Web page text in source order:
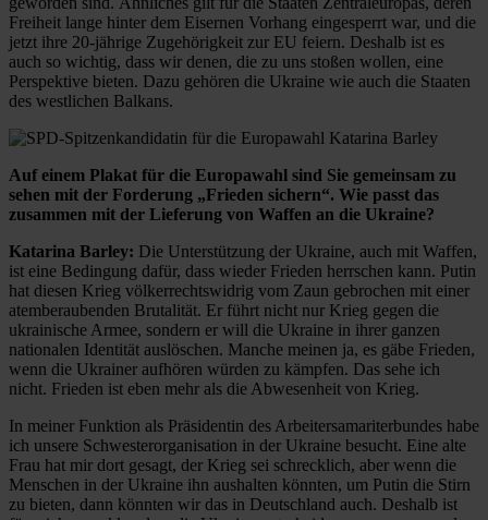
Freiheit lange hinter dem Eisernen Vorhang eingesperrt war, und die
jetzt ihre 20-jährige Zugehörigkeit zur EU feiern. Deshalb ist es
auch so wichtig, dass wir denen, die zu uns stoßen wollen, eine
Perspektive bieten. Dazu gehören die Ukraine wie auch die Staaten
des westlichen Balkans.
Auf einem Plakat für die Europawahl sind Sie gemeinsam zu
sehen mit der Forderung „Frieden sichern“. Wie passt das
zusammen mit der Lieferung von Waffen an die Ukraine?
Katarina Barley: Die Unterstützung der Ukraine, auch mit Waffen,
ist eine Bedingung dafür, dass wieder Frieden herrschen kann. Putin
hat diesen Krieg völkerrechtswidrig vom Zaun gebrochen mit einer
atemberaubenden Brutalität. Er führt nicht nur Krieg gegen die
ukrainische Armee, sondern er will die Ukraine in ihrer ganzen
nationalen Identität auslöschen. Manche meinen ja, es gäbe Frieden,
wenn die Ukrainer aufhören würden zu kämpfen. Das sehe ich
nicht. Frieden ist eben mehr als die Abwesenheit von Krieg.
In meiner Funktion als Präsidentin des Arbeitersamariterbundes habe
ich unsere Schwesterorganisation in der Ukraine besucht. Eine alte
Frau hat mir dort gesagt, der Krieg sei schrecklich, aber wenn die
Menschen in der Ukraine ihn aushalten könnten, um Putin die Stirn
zu bieten, dann könnten wir das in Deutschland auch. Deshalb ist